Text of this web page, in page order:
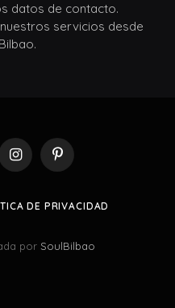
datos de contacto.
servicios desde
InstagramPinterest
DE PRIVACIDAD
por SoulBilbao